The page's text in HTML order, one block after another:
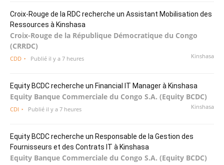
Croix-Rouge de la RDC recherche un Assistant Mobilisation des
Ressources à Kinshasa
Croix-Rouge de la République Démocratique du Congo
(CRRDC)
Kinshasa
CDD Publié il y a 7 heures
Equity BCDC recherche un Financial IT Manager à Kinshasa
Equity Banque Commerciale du Congo S.A. (Equity BCDC)
Kinshasa
CDI Publié il y a 7 heures
Equity BCDC recherche un Responsable de la Gestion des
Fournisseurs et des Contrats IT à Kinshasa
Equity Banque Commerciale du Congo S.A. (Equity BCDC)